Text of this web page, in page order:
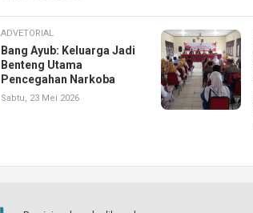
ADVETORIAL
Bang Ayub: Keluarga Jadi
Benteng Utama
Pencegahan Narkoba
Sabtu, 23 Mei 2026